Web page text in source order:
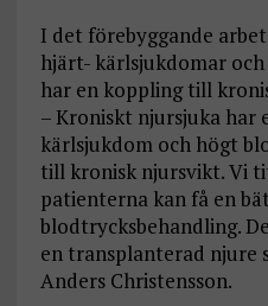
I det förebyggande
hjärt- kärlsjukdomar
har en koppling till
– Kroniskt njursjuka har
kärlsjukdom och högt
till kronisk njursvikt. Vi
patienterna kan få en
blodtrycksbehandling.
en transplanterad njure
Anders Christensson.